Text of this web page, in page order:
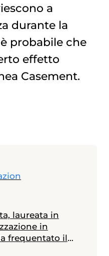
a
durante la
probabile che
effetto
Casement.
laureata in
in
frequentato il